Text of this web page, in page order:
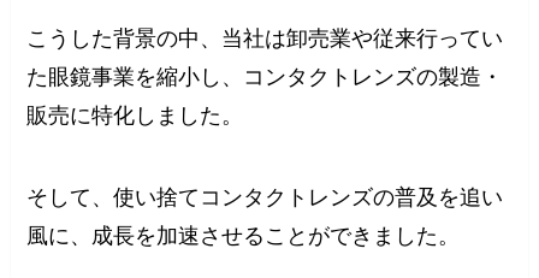
こうした背景の中、当社は卸売業や従来行ってい
た眼鏡事業を縮小し、コンタクトレンズの製造・
販売に特化しました。
そして、使い捨てコンタクトレンズの普及を追い
風に、成長を加速させることができました。